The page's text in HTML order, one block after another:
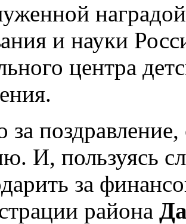
и науки
центра
за
И, пользуясь
за
района